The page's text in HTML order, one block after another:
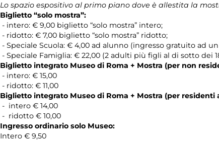
Lo spazio espositivo al primo piano dove è allestita la
Biglietto “solo mostra”:
- intero: € 9,00 biglietto “solo mostra” intero;
- ridotto: € 7,00 biglietto “solo mostra” ridotto;
- Speciale Scuola: € 4,00 ad alunno (ingresso gratuito ad
- Speciale Famiglia: € 22,00 (2 adulti più figli al di sotto dei
Biglietto integrato Museo di Roma + Mostra (per non
- intero: € 15,00
- ridotto: € 11,00
Biglietto integrato Museo di Roma + Mostra (per residenti
- intero € 14,00
- ridotto € 10,00
Ingresso ordinario solo Museo:
Intero € 9,50